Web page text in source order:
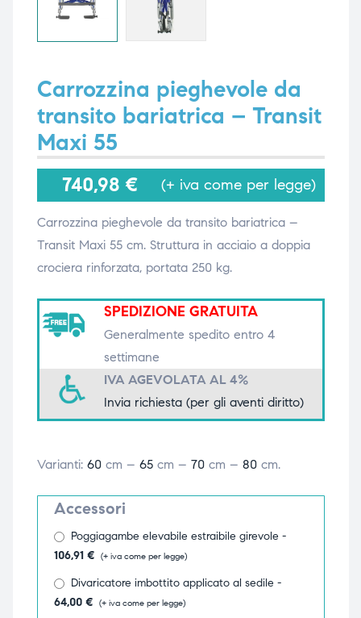
Carrozzina pieghevole da
transito bariatrica – Transit
Maxi 55
740,98 € (+ iva come per legge)
Carrozzina pieghevole da transito bariatrica –
Transit Maxi 55 cm. Struttura in acciaio a doppia
crociera rinforzata, portata 250 kg.
SPEDIZIONE GRATUITA
Generalmente spedito entro 4
settimane
IVA AGEVOLATA AL 4%
Invia richiesta (per gli aventi diritto)
Varianti: 60cm – 65cm – 70cm – 80cm.
Accessori
Poggiagambe elevabile estraibile girevole -
106,91 € (+ iva come per legge)
Divaricatore imbottito applicato al sedile -
64,00 € (+ iva come per legge)